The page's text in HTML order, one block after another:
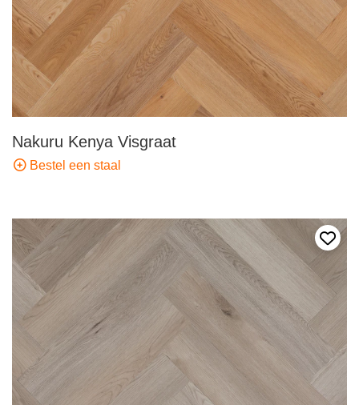
Nakuru Kenya Visgraat
Bestel een staal
Voeg